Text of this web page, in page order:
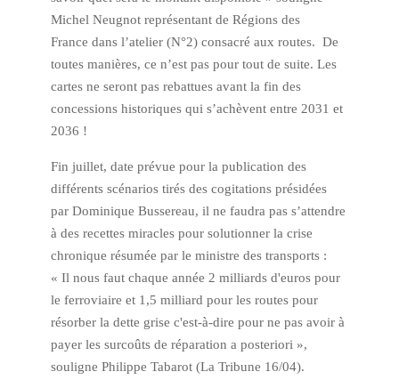
Michel Neugnot représentant de Régions des
France dans l’atelier (N°2) consacré aux routes. De
toutes manières, ce n’est pas pour tout de suite. Les
cartes ne seront pas rebattues avant la fin des
concessions historiques qui s’achèvent entre 2031 et
2036 !
Fin juillet, date prévue pour la publication des
différents scénarios tirés des cogitations présidées
par Dominique Bussereau, il ne faudra pas s’attendre
à des recettes miracles pour solutionner la crise
chronique résumée par le ministre des transports :
« Il nous faut chaque année 2 milliards d'euros pour
le ferroviaire et 1,5 milliard pour les routes pour
résorber la dette grise c'est-à-dire pour ne pas avoir à
payer les surcoûts de réparation a posteriori »,
souligne Philippe Tabarot (La Tribune 16/04).